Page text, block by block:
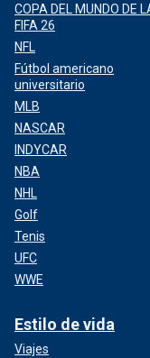
COPA DEL MUNDO DE
FIFA 26
NFL
Fútbol americano
universitario
MLB
NASCAR
INDYCAR
NBA
NHL
Golf
Tenis
UFC
WWE
Estilo de vida
Viajes